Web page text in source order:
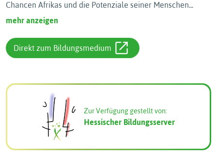
Chancen Afrikas und die Potenziale seiner Menschen...
mehr anzeigen
Direkt zum Bildungsmedium
Zur Verfügung gestellt von:
Hessischer Bildungsserver